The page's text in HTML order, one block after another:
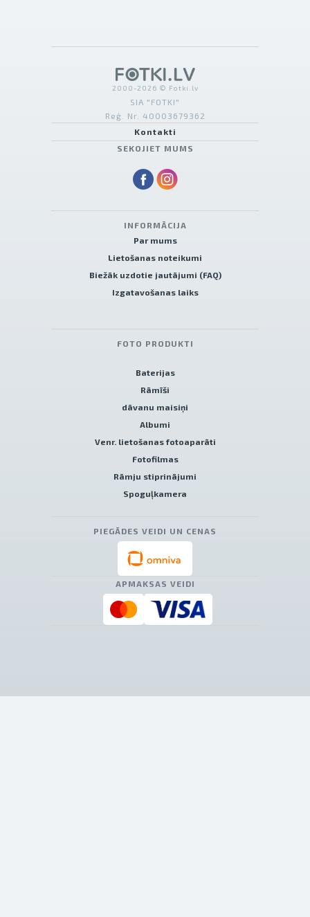
2000-2026 © Fotki.lv
SIA "FOTKI"
Reģ. Nr. 40003679362
Kontakti
SEKOJIET MUMS
INFORMĀCIJA
Par mums
Lietošanas noteikumi
Biežāk uzdotie jautājumi (FAQ)
Izgatavošanas laiks
FOTO PRODUKTI
Baterijas
Rāmīši
dāvanu maisiņi
Albumi
Venr. lietošanas fotoaparāti
Fotofilmas
Rāmju stiprinājumi
Spoguļkamera
PIEGĀDES VEIDI UN CENAS
APMAKSAS VEIDI